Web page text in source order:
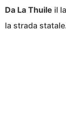
Da La Thuile il
la strada